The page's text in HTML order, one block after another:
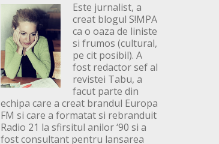
Este jurnalist, a
creat blogul S!MPA
ca o oaza de liniste
si frumos (cultural,
pe cit posibil). A
fost redactor sef al
revistei Tabu, a
facut parte din
echipa care a creat brandul Europa
FM si care a formatat si rebranduit
Radio 21 la sfirsitul anilor ‘90 si a
fost consultant pentru lansarea